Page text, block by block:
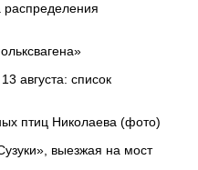
августа: список
птиц Николаева (фото)
выезжая на мост